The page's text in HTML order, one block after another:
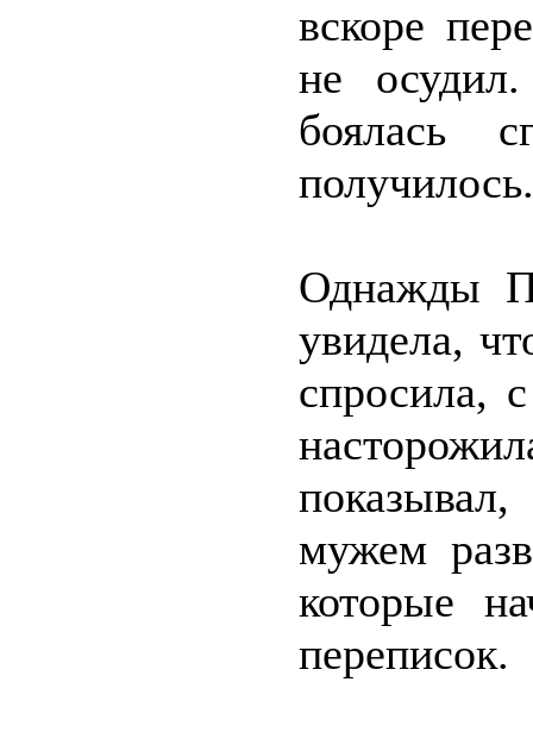
вскоре
не
боялась
получилось.
Однажды
увидела,
спросила,
мужем
которые
переписок.